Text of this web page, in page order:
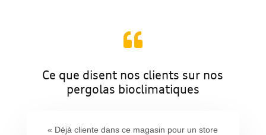

Ce que disent nos clients sur nos
pergolas bioclimatiques
« Déjà cliente dans ce magasin pour un store